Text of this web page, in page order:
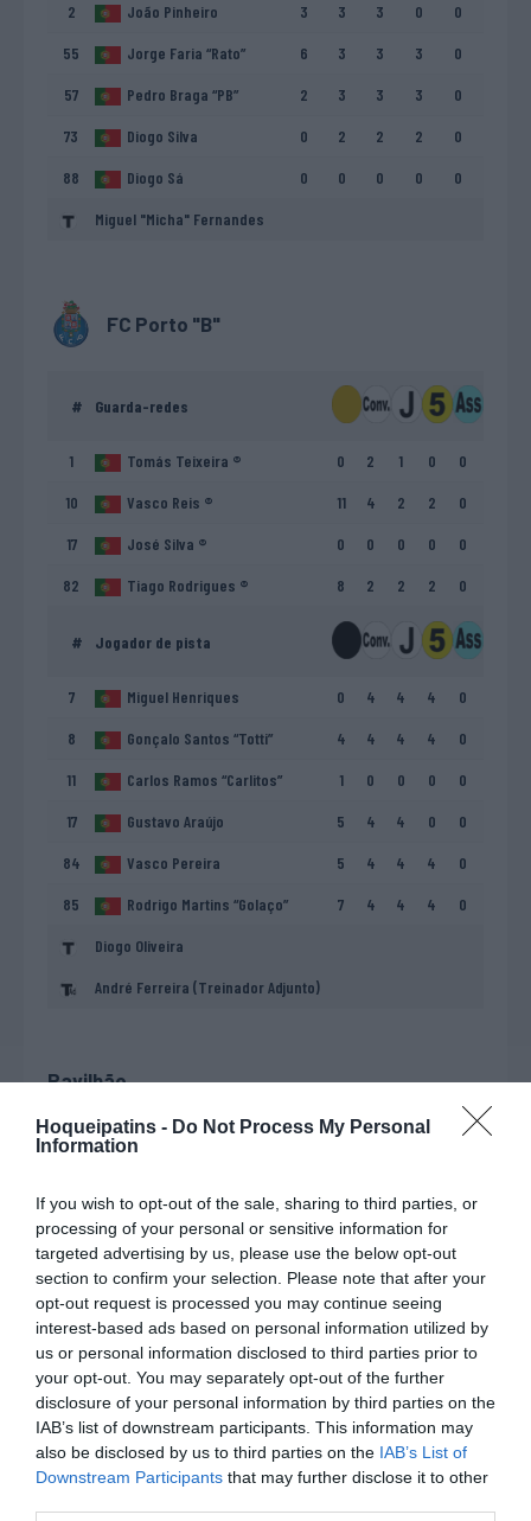
Hoqueipatins - Do Not Process My Personal
Information
If you wish to opt-out of the sale, sharing to third parties, or
processing of your personal or sensitive information for
targeted advertising by us, please use the below opt-out
section to confirm your selection. Please note that after your
opt-out request is processed you may continue seeing
interest-based ads based on personal information utilized by
us or personal information disclosed to third parties prior to
your opt-out. You may separately opt-out of the further
disclosure of your personal information by third parties on the
IAB’s list of downstream participants. This information may
also be disclosed by us to third parties on the IAB’s List of
Downstream Participants that may further disclose it to other
2 João Pinheiro 3 3 3 0 0
55 Jorge Faria “Rato” 6 3 3 3 0
57 Pedro Braga “PB” 2 3 3 3 0
73 Diogo Silva 0 2 2 2 0
88 Diogo Sá 0 0 0 0 0
Miguel "Micha" Fernandes
FC Porto "B"
# Guarda-redes
1 Tomás Teixeira ® 0 2 1 0 0
10 Vasco Reis ® 11 4 2 2 0
17 José Silva ® 0 0 0 0 0
82 Tiago Rodrigues ® 8 2 2 2 0
# Jogador de pista
7 Miguel Henriques 0 4 4 4 0
8 Gonçalo Santos “Totti” 4 4 4 4 0
11 Carlos Ramos “Carlitos” 1 0 0 0 0
17 Gustavo Araújo 5 4 4 0 0
84 Vasco Pereira 5 4 4 4 0
85 Rodrigo Martins “Golaço” 7 4 4 4 0
Diogo Oliveira
André Ferreira (Treinador Adjunto)
Pavilhão
Pavilhão Municipal de Valença
DESTAQUESDA SEMANA